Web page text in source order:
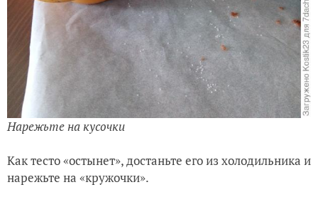
Нарежьте на кусочки
Как тесто «остынет», достаньте его из холодильника и
нарежьте на «кружочки».